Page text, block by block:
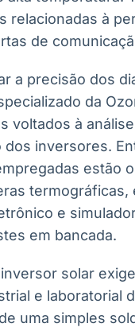
relacionadas à
de
a precisão dos
da
voltados à
dos inversores.
estão
termográficas,
e
em bancada.
inversor solar
e laboratorial
uma simples